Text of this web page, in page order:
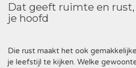
Dat geeft ruimte en rust,
je hoofd
Die rust maakt het ook
je leefstijl te kijken. Welke